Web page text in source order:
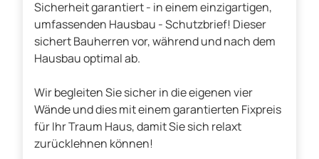
Sicherheit garantiert - in einem einzigartigen,
umfassenden Hausbau - Schutzbrief! Dieser
sichert Bauherren vor, während und nach dem
Hausbau optimal ab.
Wir begleiten Sie sicher in die eigenen vier
Wände und dies mit einem garantierten Fixpreis
für Ihr Traum Haus, damit Sie sich relaxt
zurücklehnen können!